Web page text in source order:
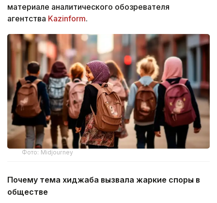
материале аналитического обозревателя
агентства Kazinform.
Фото: Midjourney
Почему тема хиджаба вызвала жаркие споры в
обществе